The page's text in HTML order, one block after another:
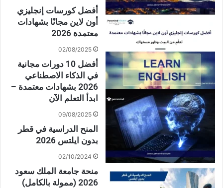
أفضل كورسات إنجليزي
أون لاين مجانًا بشهادات
معتمدة 2026
02/08/2025
أفضل 10 دورات مجانية
في الذكاء الاصطناعي
2026 بشهادات معتمدة –
ابدأ التعلم الآن
09/08/2025
المنح الدراسية في قطر
بدون ايلتس 2026
02/10/2024
منحة جامعة الملك سعود
2026 (ممولة بالكامل)